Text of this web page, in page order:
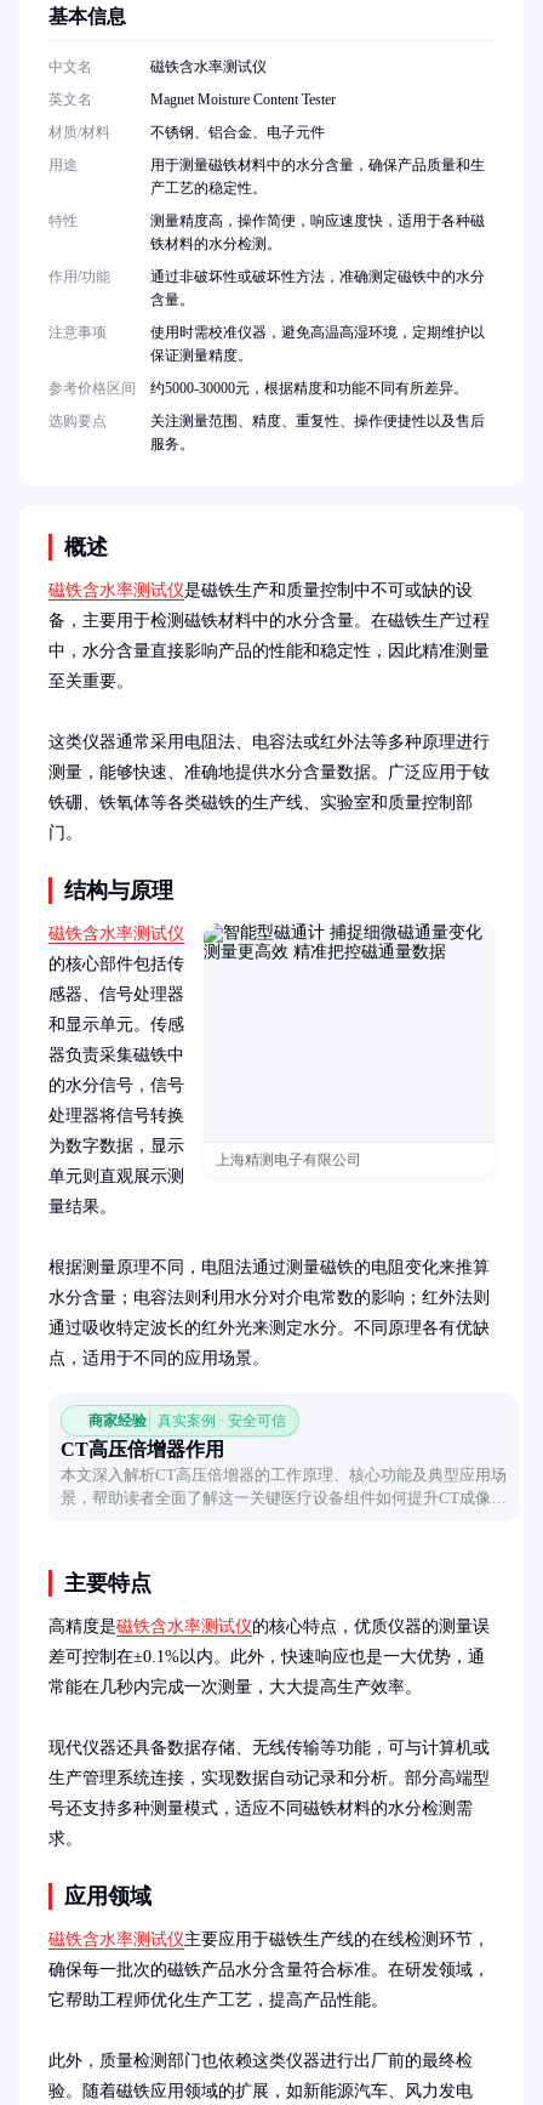
概述
磁铁含水率测试仪是磁铁生产和质量控制中不可或缺的设
备，主要用于检测磁铁材料中的水分含量。在磁铁生产过程
中，水分含量直接影响产品的性能和稳定性，因此精准测量
至关重要。
这类仪器通常采用电阻法、电容法或红外法等多种原理进行
测量，能够快速、准确地提供水分含量数据。广泛应用于钕
铁硼、铁氧体等各类磁铁的生产线、实验室和质量控制部
门。
结构与原理
上海精测电子有限公司
磁铁含水率测试仪
的核心部件包括传
感器、信号处理器
和显示单元。传感
器负责采集磁铁中
的水分信号，信号
处理器将信号转换
为数字数据，显示
单元则直观展示测
量结果。
根据测量原理不同，电阻法通过测量磁铁的电阻变化来推算
水分含量；电容法则利用水分对介电常数的影响；红外法则
通过吸收特定波长的红外光来测定水分。不同原理各有优缺
点，适用于不同的应用场景。
商家经验 真实案例 · 安全可信
CT高压倍增器作用
本文深入解析CT高压倍增器的工作原理、核心功能及典型应用场
景，帮助读者全面了解这一关键医疗设备组件如何提升CT成像质
主要特点
高精度是磁铁含水率测试仪的核心特点，优质仪器的测量误
差可控制在±0.1%以内。此外，快速响应也是一大优势，通
常能在几秒内完成一次测量，大大提高生产效率。
现代仪器还具备数据存储、无线传输等功能，可与计算机或
生产管理系统连接，实现数据自动记录和分析。部分高端型
号还支持多种测量模式，适应不同磁铁材料的水分检测需
求。
应用领域
磁铁含水率测试仪主要应用于磁铁生产线的在线检测环节，
确保每一批次的磁铁产品水分含量符合标准。在研发领域，
它帮助工程师优化生产工艺，提高产品性能。
此外，质量检测部门也依赖这类仪器进行出厂前的最终检
验。随着磁铁应用领域的扩展，如新能源汽车、风力发电
基本信息
中文名
磁铁含水率测试仪
英文名
Magnet Moisture Content Tester
材质/材料
不锈钢、铝合金、电子元件
用途
用于测量磁铁材料中的水分含量，确保产品质量和生
产工艺的稳定性。
特性
测量精度高，操作简便，响应速度快，适用于各种磁
铁材料的水分检测。
作用/功能
通过非破坏性或破坏性方法，准确测定磁铁中的水分
含量。
注意事项
使用时需校准仪器，避免高温高湿环境，定期维护以
保证测量精度。
参考价格区间
约5000-30000元，根据精度和功能不同有所差异。
选购要点
关注测量范围、精度、重复性、操作便捷性以及售后
服务。